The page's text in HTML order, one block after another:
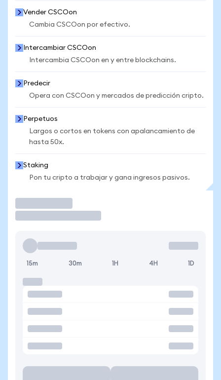
Vender CSCOon
Cambia CSCOon por efectivo.
Intercambiar CSCOon
Intercambia CSCOon en y entre blockchains.
Predecir
Opera con CSCOon y mercados de predicción cripto.
Perpetuos
Largos o cortos en tokens con apalancamiento de
hasta 50x.
Staking
Pon tu cripto a trabajar y gana ingresos pasivos.
15m 30m 1H 4H 1D